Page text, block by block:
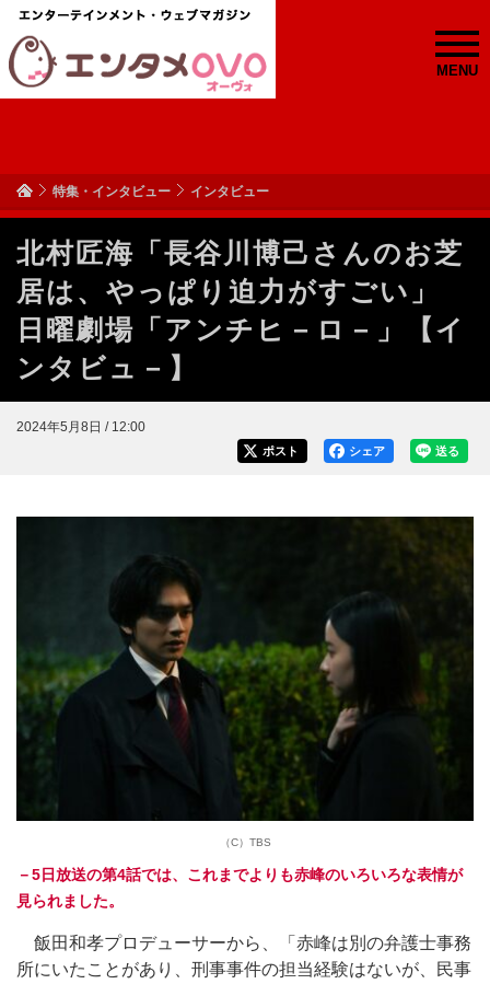
MENU
特集・インタビュー インタビュー
北村匠海「長谷川博己さんのお芝
居は、やっぱり迫力がすごい」
日曜劇場「アンチヒ－ロ－」【イ
ンタビュ－】
2024年5月8日 / 12:00
送る
シェア
ポスト
（C）TBS
－5日放送の第4話では、これまでよりも赤峰のいろいろな表情が
見られました。
飯田和孝プロデューサーから、「赤峰は別の弁護士事務
所にいたことがあり、刑事事件の担当経験はないが、民事